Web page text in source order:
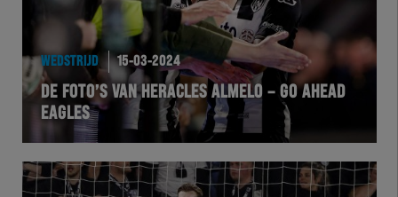
WEDSTRIJD 15-03-2024
DE FOTO’S VAN HERACLES ALMELO – GO AHEAD
EAGLES